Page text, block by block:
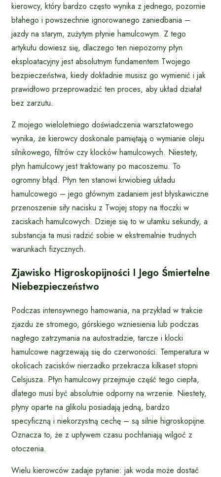
kierowcy, który bardzo często wynika z jednego, pozornie
błahego i powszechnie ignorowanego zaniedbania –
jazdy na starym, zużytym płynie hamulcowym. Z tego
artykułu dowiesz się, dlaczego ten niepozorny płyn
eksploatacyjny jest absolutnym fundamentem Twojego
bezpieczeństwa, kiedy dokładnie musisz go wymienić i jak
prawidłowo przeprowadzić ten proces, aby układ działał
bez zarzutu.
Z mojego wieloletniego doświadczenia warsztatowego
wynika, że kierowcy doskonale pamiętają o wymianie oleju
silnikowego, filtrów czy klocków hamulcowych. Niestety,
płyn hamulcowy jest traktowany po macoszemu. To
ogromny błąd. Płyn ten stanowi krwiobieg układu
hamulcowego – jego głównym zadaniem jest błyskawiczne
przenoszenie siły nacisku z Twojej stopy na tłoczki w
zaciskach hamulcowych. Dzieje się to w ułamku sekundy, a
substancja ta musi radzić sobie w ekstremalnie trudnych
warunkach fizycznych.
Zjawisko Higroskopijności I Jego Śmiertelne
Niebezpieczeństwo
Podczas intensywnego hamowania, na przykład w trakcie
zjazdu ze stromego, górskiego wzniesienia lub podczas
nagłego zatrzymania na autostradzie, tarcze i klocki
hamulcowe nagrzewają się do czerwoności. Temperatura w
okolicach zacisków nierzadko przekracza kilkaset stopni
Celsjusza. Płyn hamulcowy przejmuje część tego ciepła,
dlatego musi być absolutnie odporny na wrzenie. Niestety,
płyny oparte na glikolu posiadają jedną, bardzo
specyficzną i niekorzystną cechę – są silnie higroskopijne.
Oznacza to, że z upływem czasu pochłaniają wilgoć z
otoczenia.
Wielu kierowców zadaje pytanie: jak woda może dostać